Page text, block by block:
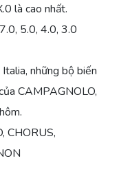
là cao nhất.
5.0, 4.0, 3.0
những bộ biến
CAMPAGNOLO,
CHORUS,